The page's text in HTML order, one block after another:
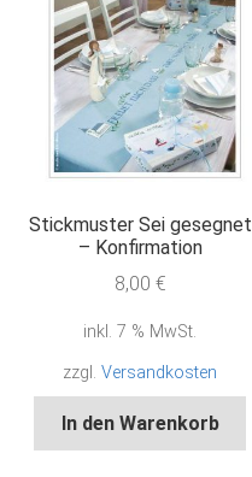
Stickmuster Sei gesegnet
– Konfirmation
8,00 €
inkl. 7 % MwSt.
zzgl.Versandkosten
In den Warenkorb